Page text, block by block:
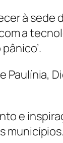
à sede
a
Paulínia,
e